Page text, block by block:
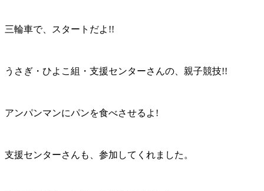
三輪車で、スタートだよ!!
うさぎ・ひよこ組・支援センターさんの、親子競技!!
アンパンマンにパンを食べさせるよ!
支援センターさんも、参加してくれました。